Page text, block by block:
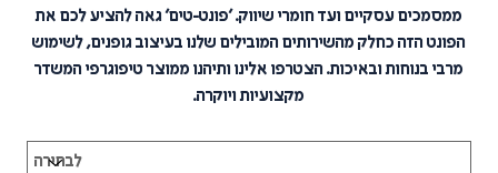
ממסמכים עסקיים ועד חומרי שיווק. ׳פונט-טים׳ גאה להציע לכם את
הפונט הזה כחלק מהשירותים המובילים שלנו בעיצוב גופנים, לשימוש
מרבי בנוחות ובאיכות. הצטרפו אלינו ותיהנו ממוצר טיפוגרפי המשדר
מקצועיות ויוקרה.